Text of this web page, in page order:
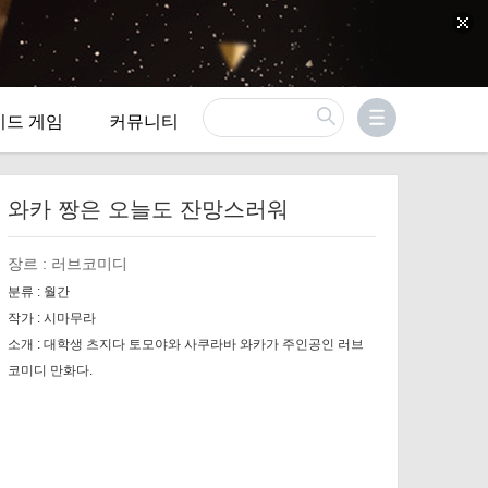
드 게임 커뮤니티
와카 짱은 오늘도 잔망스러워
장르 : 러브코미디
분류 : 월간
작가 : 시마무라
소개 : 대학생 츠지다 토모야와 사쿠라바 와카가 주인공인 러브
코미디 만화다.